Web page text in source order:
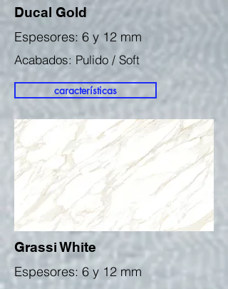
Ducal Gold
Espesores: 6 y 12 mm
Acabados: Pulido / Soft
características
Grassi White
Espesores: 6 y 12 mm